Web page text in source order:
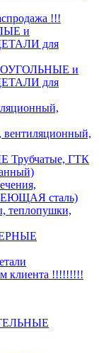
!!!
и
для
и
для
ГТК
сталь)
!!!!!!!!!